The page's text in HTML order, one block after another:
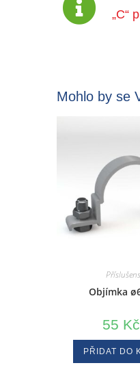
„C“
Mohlo by se
Objímka
55 Kč
PŘIDAT DO